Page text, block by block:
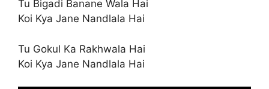
Tu Bigadi Banane Wala Hai
Koi Kya Jane Nandlala Hai
Tu Gokul Ka Rakhwala Hai
Koi Kya Jane Nandlala Hai